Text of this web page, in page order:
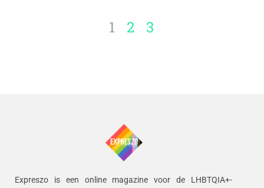
1 2 3
Expreszo is een online magazine voor de LHBTQIA+-